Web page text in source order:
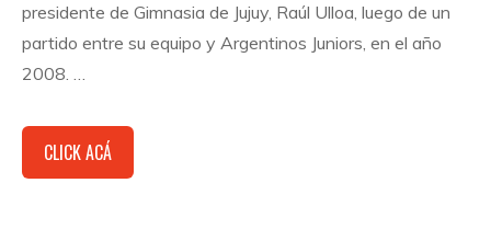
presidente de Gimnasia de Jujuy, Raúl Ulloa, luego de un
partido entre su equipo y Argentinos Juniors, en el año
2008. …
CLICK ACÁ